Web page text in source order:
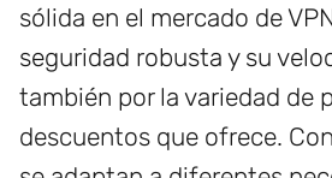
sólida en el mercado de
seguridad robusta y su
también por la variedad de
descuentos que ofrece.